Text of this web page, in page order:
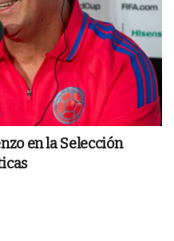
en la Selección